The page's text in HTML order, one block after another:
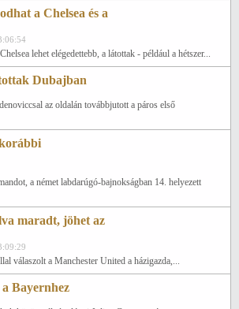
a Chelsea és a
lehet elégedettebb, a látottak - például a hétszer...
Dubajban
az oldalán továbbjutott a páros első
a német labdarúgó-bajnokságban 14. helyezett
maradt, jöhet az
válaszolt a Manchester United a házigazda,...
Bayernhez